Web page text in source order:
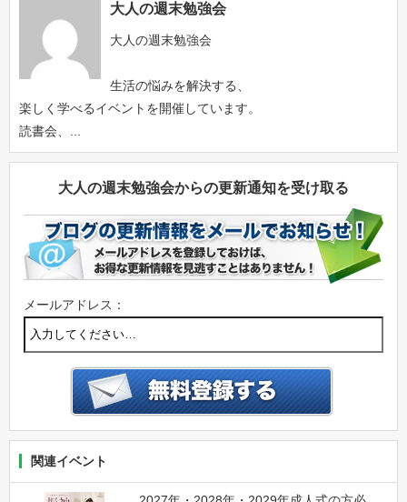
大人の週末勉強会
大人の週末勉強会
生活の悩みを解決する、
楽しく学べるイベントを開催しています。
読書会、...
大人の週末勉強会からの更新通知を受け取る
メールアドレス：
関連イベント